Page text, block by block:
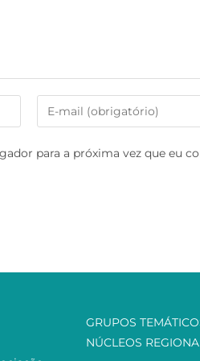
para a próxima vez que eu
GRUPOS
NÚCLEOS